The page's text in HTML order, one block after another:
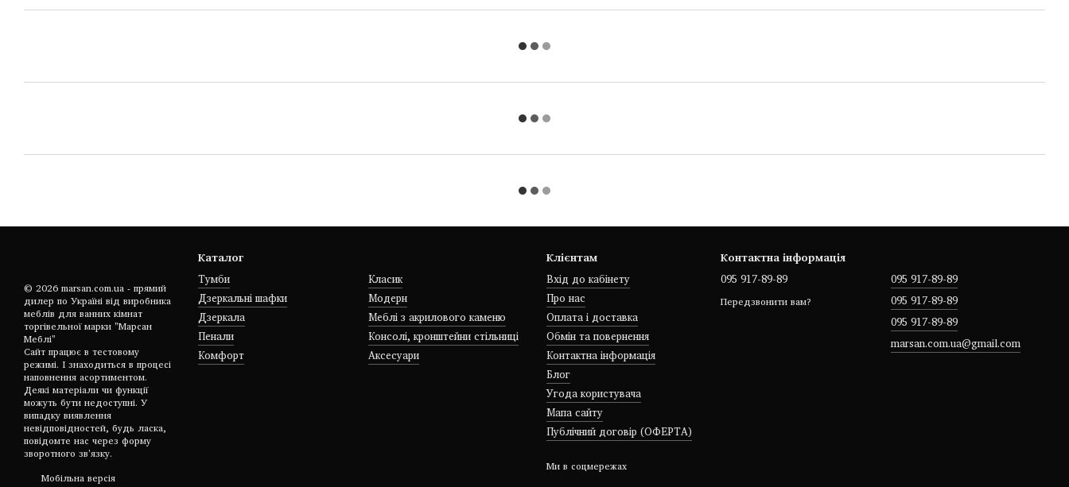
© 2026 marsan.com.ua - прямий
дилер по Україні від виробника
меблів для ванних кімнат
торгівельної марки "Марсан
Меблі"
Сайт працює в тестовому
режимі. І знаходиться в процесі
наповнення асортиментом.
Деякі матеріали чи функції
можуть бути недоступні. У
випадку виявлення
невідповідностей, будь ласка,
повідомте нас через форму
зворотного зв'язку.
Мобільна версія
Каталог
Тумби
Дзеркальні шафки
Дзеркала
Пенали
Комфорт
Класик
Модерн
Меблі з акрилового каменю
Консолі, кронштейни стільниці
Аксесуари
Клієнтам
Вхід до кабінету
Про нас
Оплата і доставка
Обмін та повернення
Контактна інформація
Блог
Угода користувача
Мапа сайту
Публічний договір (ОФЕРТА)
Ми в соцмережах
Контактна інформація
095 917-89-89
Передзвонити вам?
095 917-89-89
095 917-89-89
095 917-89-89
marsan.com.ua@gmail.com